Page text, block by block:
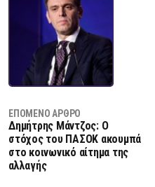
ΕΠΌΜΕΝΟ ΆΡΘΡΟ
Δημήτρης Μάντζος: O
στόχος του ΠΑΣΟΚ ακουμπά
στο κοινωνικό αίτημα της
αλλαγής